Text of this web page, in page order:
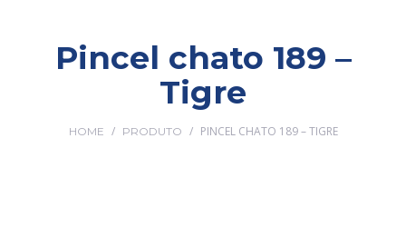
Pincel chato 189 –
Tigre
HOME / PRODUTO / PINCEL CHATO 189 – TIGRE